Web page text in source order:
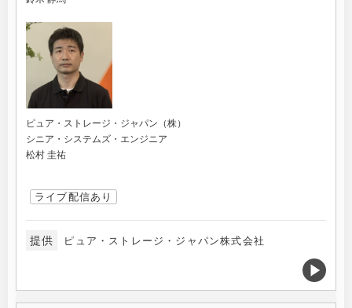
ピュア・ストレージ・ジャパン（株）
シニア・システムズ・エンジニア
松村 圭祐
ライブ配信あり
提供 ピュア・ストレージ・ジャパン株式会社